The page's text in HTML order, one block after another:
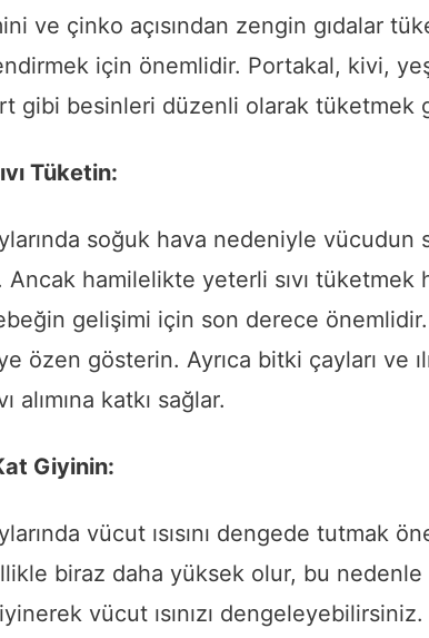
ve çinko açısından zengin gıdalar
için önemlidir. Portakal, kivi,
gibi besinleri düzenli olarak tüketmek
Tüketin:
soğuk hava nedeniyle vücudun
Ancak hamilelikte yeterli sıvı tüketmek
gelişimi için son derece
özen gösterin. Ayrıca bitki çayları ve
alımına katkı sağlar.
Giyinin:
vücut ısısını dengede tutmak
biraz daha yüksek olur, bu
vücut ısınızı